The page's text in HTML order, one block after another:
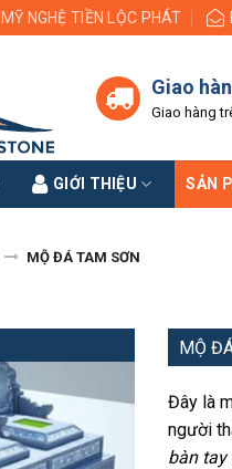
NGHỆ TIỀN LỘC PHÁT
Giao
Giao hàng
GIỚI THIỆU SẢN
MỘ ĐÁ TAM SƠN
MỘ
Đây là
người
bàn tay